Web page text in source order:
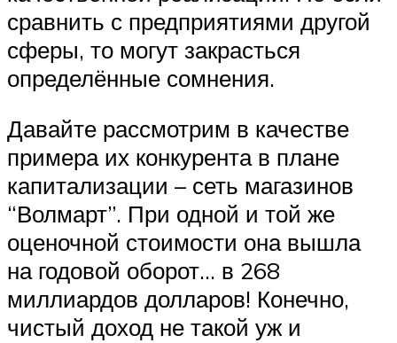
сравнить с предприятиями другой
сферы, то могут закрасться
определённые сомнения.
Давайте рассмотрим в качестве
примера их конкурента в плане
капитализации – сеть магазинов
“Волмарт”. При одной и той же
оценочной стоимости она вышла
на годовой оборот… в 268
миллиардов долларов! Конечно,
чистый доход не такой уж и